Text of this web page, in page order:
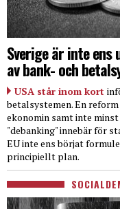
Sverige är inte
av bank- och
USA står inom kort
betalsystemen. En
ekonomin samt inte
"debanking" innebär för
EU inte ens börjat
principiellt plan.